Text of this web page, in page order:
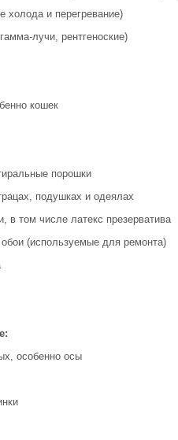
холода и перегревание)
лучи, рентгеноские)
кошек
порошки
подушках и одеялах
в том числе латекс презерватива
(используемые для ремонта)
особенно осы